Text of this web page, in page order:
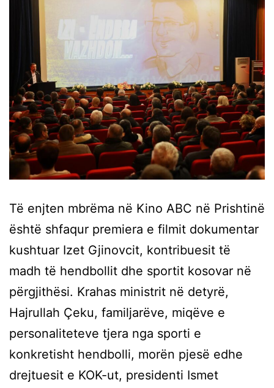
Të enjten mbrëma në Kino ABC në Prishtinë
është shfaqur premiera e filmit dokumentar
kushtuar Izet Gjinovcit, kontribuesit të
madh të hendbollit dhe sportit kosovar në
përgjithësi. Krahas ministrit në detyrë,
Hajrullah Çeku, familjarëve, miqëve e
personaliteteve tjera nga sporti e
konkretisht hendbolli, morën pjesë edhe
drejtuesit e KOK-ut, presidenti Ismet